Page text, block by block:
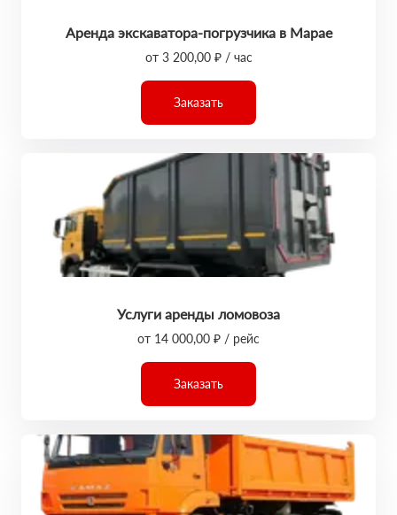
Аренда экскаватора-погрузчика в Марае
от 3 200,00 ₽ / час
Заказать
Услуги аренды ломовоза
от 14 000,00 ₽ / рейс
Заказать